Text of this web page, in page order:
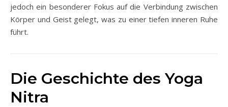
jedoch ein besonderer Fokus auf die Verbindung zwischen
Körper und Geist gelegt, was zu einer tiefen inneren Ruhe
führt.
Die Geschichte des Yoga
Nitra